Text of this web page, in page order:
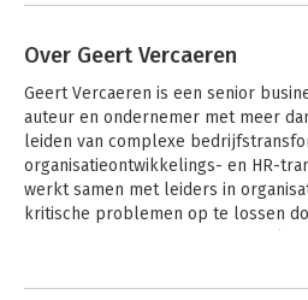
Over Geert Vercaeren
Geert Vercaeren is een senior
auteur en ondernemer met meer
leiden van complexe
organisatieontwikkelings- en HR-
werkt samen met leiders in
kritische problemen op te lossen
toelegt op het vermenselijken van